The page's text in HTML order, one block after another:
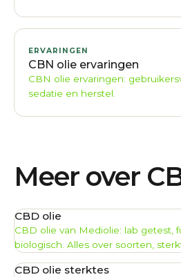
ERVARINGEN
CBN olie ervaringen
CBN olie ervaringen:
sedatie en herstel.
Meer over
CBD olie
CBD olie van Mediolie: lab getest,
biologisch. Alles over soorten,
CBD olie sterktes